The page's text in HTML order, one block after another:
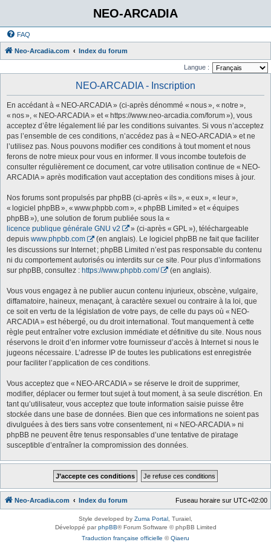
NEO-ARCADIA
FAQ
Neo-Arcadia.com Index du forum
Langue :
NEO-ARCADIA - Inscription
En accédant à « NEO-ARCADIA » (ci-après dénommé « nous », « notre »,
« nos », « NEO-ARCADIA » et « https://www.neo-arcadia.com/forum »), vous
acceptez d’être légalement lié par les conditions suivantes. Si vous n’acceptez
pas l’ensemble de ces conditions, n’accédez pas à « NEO-ARCADIA » et ne
l’utilisez pas. Nous pouvons modifier ces conditions à tout moment et nous
ferons de notre mieux pour vous en informer. Il vous incombe toutefois de
consulter régulièrement ce document, car votre utilisation continue de « NEO-
ARCADIA » après modification vaut acceptation des conditions mises à jour.
Nos forums sont propulsés par phpBB (ci-après « ils », « eux », « leur »,
« logiciel phpBB », « www.phpbb.com », « phpBB Limited » et « équipes
phpBB »), une solution de forum publiée sous la «
licence publique générale GNU v2
» (ci-après « GPL »), téléchargeable
depuis www.phpbb.com
(en anglais). Le logiciel phpBB ne fait que faciliter
les discussions sur Internet ; phpBB Limited n’est pas responsable du contenu
ni du comportement autorisés ou interdits sur ce site. Pour plus d’informations
sur phpBB, consultez : https://www.phpbb.com/ (en anglais).
Vous vous engagez à ne publier aucun contenu injurieux, obscène, vulgaire,
diffamatoire, haineux, menaçant, à caractère sexuel ou contraire à la loi, que
ce soit en vertu de la législation de votre pays, de celle du pays où « NEO-
ARCADIA » est hébergé, ou du droit international. Tout manquement à cette
règle peut entraîner votre exclusion immédiate et définitive du site. Nous nous
réservons le droit d’en informer votre fournisseur d’accès à Internet si nous le
jugeons nécessaire. L’adresse IP de toutes les publications est enregistrée
pour faciliter l’application de ces conditions.
Vous acceptez que « NEO-ARCADIA » se réserve le droit de supprimer,
modifier, déplacer ou fermer tout sujet à tout moment, à sa seule discrétion. En
tant qu’utilisateur, vous acceptez que toute information saisie puisse être
stockée dans une base de données. Bien que ces informations ne soient pas
divulguées à des tiers sans votre consentement, ni « NEO-ARCADIA » ni
phpBB ne peuvent être tenus responsables d’une tentative de piratage
susceptible d’entraîner la compromission des données.
Neo-Arcadia.com Index du forum Fuseau horaire sur UTC+02:00
Style developed by Zuma Portal , Turaiel,
Développé parphpBB® Forum Software © phpBB Limited
Traduction française officielle ©Qiaeru